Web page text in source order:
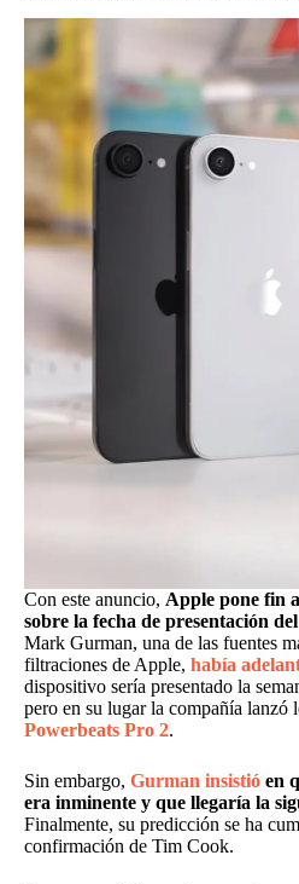
Con este anuncio, Apple pone fin
sobre la fecha de presentación
Mark Gurman, una de las fuentes
filtraciones de Apple, había
dispositivo sería presentado la
pero en su lugar la compañía lanzó
Powerbeats Pro 2.
Sin embargo, Gurman insistió en
era inminente y que llegaría la
Finalmente, su predicción se ha
confirmación de Tim Cook.